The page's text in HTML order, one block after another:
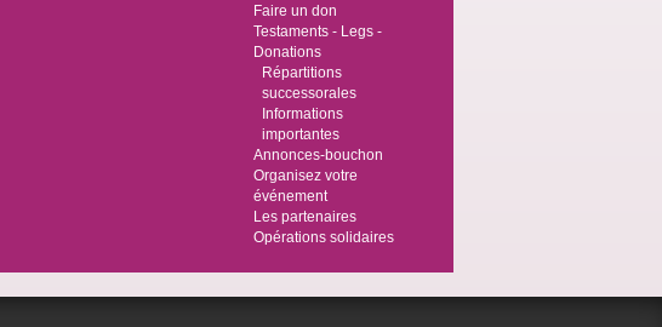
Faire un don
Testaments - Legs -
Donations
Répartitions
successorales
Informations
importantes
Annonces-bouchon
Organisez votre
événement
Les partenaires
Opérations solidaires